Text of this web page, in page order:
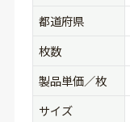
都道府県
枚数
製品単価／枚
サイズ